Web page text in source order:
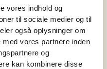
vores indhold og
til sociale medier og til
også oplysninger om
vores partnere inden
og
kan kombinere disse
cookie-
tilstand
det aktuelle
1 år